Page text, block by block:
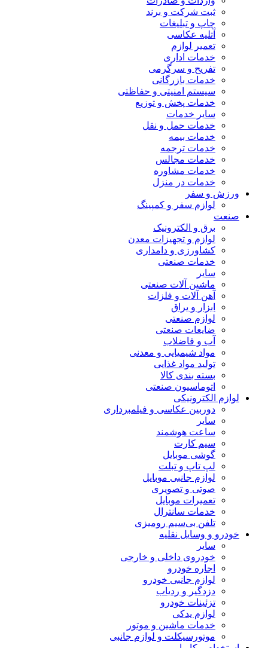
ثبت شرکت و برند
چاپ و تبلیغات
آتلیه عکاسی
تعمیر لوازم
خدمات اداری
تفریح و سرگرمی
خدمات بازرگانی
سیستم امنیتی و حفاظتی
خدمات پخش و توزیع
سایر خدمات
خدمات حمل و نقل
خدمات بیمه
خدمات ترجمه
خدمات مجالس
خدمات مشاوره
خدمات در منزل
ورزش و سفر
لوازم سفر و کمپینگ
صنعت
برق و الکترونیک
لوازم و تجهیزات معدن
کشاورزی و دامداری
خدمات صنعتی
سایر
ماشین آلات صنعتی
آهن آلات و فلزات
ابزار و یراق
لوازم صنعتی
ضایعات صنعتی
آب و فاضلاب
مواد شیمیایی و معدنی
تولید مواد غذایی
بسته بندی کالا
اتوماسیون صنعتی
لوازم الکترونیکی
دوربین عکاسی و فیلمبرداری
سایر
ساعت هوشمند
سیم کارت
گوشی موبایل
لپ تاپ و تبلت
لوازم جانبی موبایل
صوتی و تصویری
تعمیرات موبایل
خدمات سانترال
تلفن بی‌سیم رومیزی
خودرو و وسایل نقلیه
سایر
خودروی داخلی و خارجی
اجاره خودرو
لوازم جانبی خودرو
دزدگیر و ردیاب
تزئینات خودرو
لوازم یدکی
خدمات ماشین و موتور
موتورسیکلت و لوازم جانبی